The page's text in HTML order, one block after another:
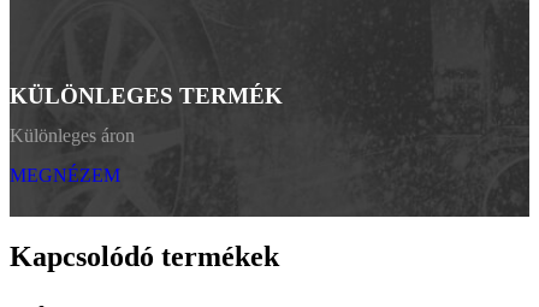
KÜLÖNLEGES TERMÉK
Különleges áron
MEGNÉZEM
Kapcsolódó termékek